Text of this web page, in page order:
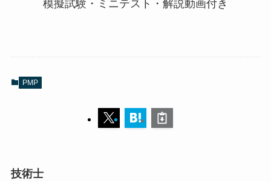
模擬試験・ミニテスト・解説動画付き
PMP
技術士